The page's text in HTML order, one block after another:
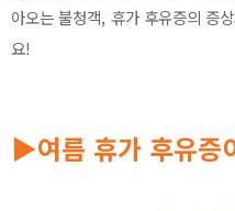
아오는 불청객, 휴가 후유증의 증
요!
▶여름 휴가 후유증